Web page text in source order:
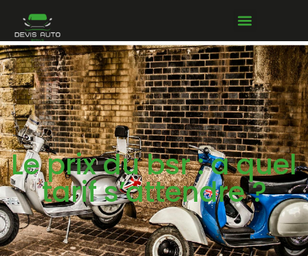
Le prix du bsr : a quel
tarif s’attendre ?